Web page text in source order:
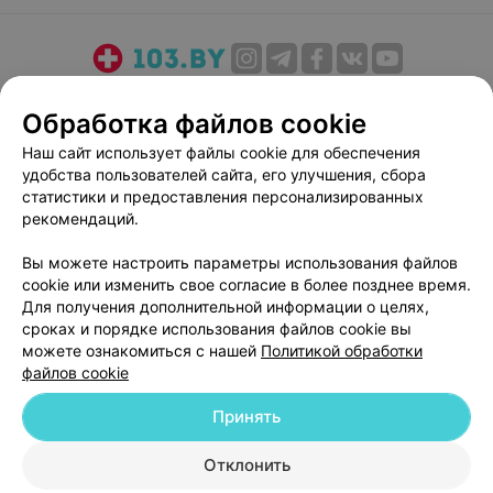
Медицинский маркетинг
Публичный договор
Пользовательское соглашение
Способы оплаты
Вакансии
Партнеры
Персональные настройки cookie
Обработка персональных данных
© 2026 ООО «Артокс Лаб», УНП 191700409| 220012, Республика Беларусь,
Обработка файлов cookie
Наш сайт использует файлы cookie для обеспечения
удобства пользователей сайта, его улучшения, сбора
статистики и предоставления персонализированных
рекомендаций.
Вы можете настроить параметры использования файлов
cookie или изменить свое согласие в более позднее время.
Для получения дополнительной информации о целях,
сроках и порядке использования файлов cookie вы
можете ознакомиться с нашей Политикой обработки
файлов cookie
Отклонить
Принять